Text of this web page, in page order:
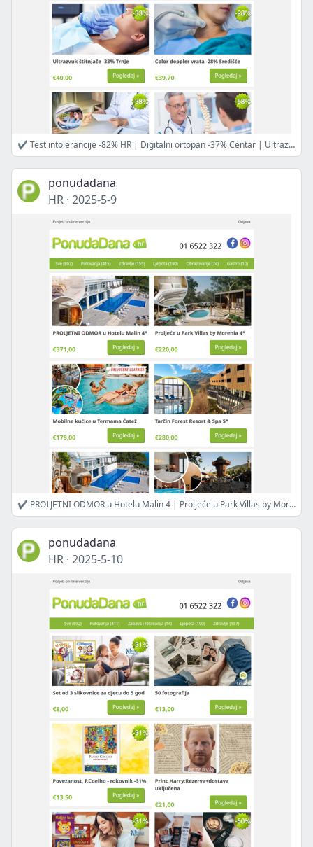
✔ Test intolerancije -82% HR | Digitalni ortopan -37% Centar | Ultrazvuk štitnjače -33% Trnje | Color doppler vrata -28% Središće | Liječnički za vozačku -38% | Pregled kralježnice + fizikalna -58% | KAKO REĆI NE -40% Trešnjevka
ponudadana
HR · 2025-5-9
✔ PROLJETNI ODMOR u Hotelu Malin 4 | Proljeće u Park Villas by Morenia 4 | Mobilne kućice u Termama Čatež | Tarčin Forest Resort Spa 5 | SPA ODMOR u Hotelu Malin 4 | Proljetni odmor u Ibis Styles Hotelu | Proljeće u Hotelu Val 3
ponudadana
HR · 2025-5-10